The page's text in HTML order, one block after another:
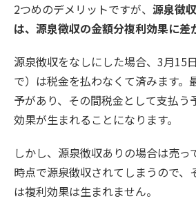
2つめのデメリットですが、 源泉徴
は、源泉徴収の金額分複利効果に差
源泉徴収をなしにした場合、3月15
で）は税金を払わなくて済みます。
予があり、その間税金として支払う
効果が生まれることになります。
しかし、源泉徴収ありの場合は売っ
時点で源泉徴収されてしまうので、
は複利効果は生まれません。